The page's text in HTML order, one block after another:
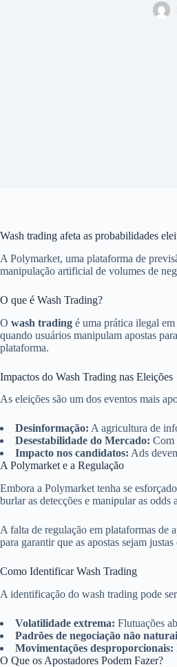
Wash trading afeta as probabilidades
A Polymarket, uma plataforma de
manipulação artificial de volumes de
O que é Wash Trading?
O wash trading é uma prática ilegal
quando usuários manipulam apostas
plataforma.
Impactos do Wash Trading nas Eleições
As eleições são um dos eventos mais
Desinformação: A agricultura de
Desestabilidade do Mercado: Com
Impacto nos candidatos: Ads
A Polymarket e a Regulação
Embora a Polymarket tenha se
burlar as detecções e manipular as odds
A falta de regulação em plataformas de
para garantir que as apostas sejam
Como Identificar Wash Trading
A identificação do wash trading pode
Volatilidade extrema: Flutuações
Padrões de negociação não
Movimentações desproporcionais:
O Que os Apostadores Podem Fazer?